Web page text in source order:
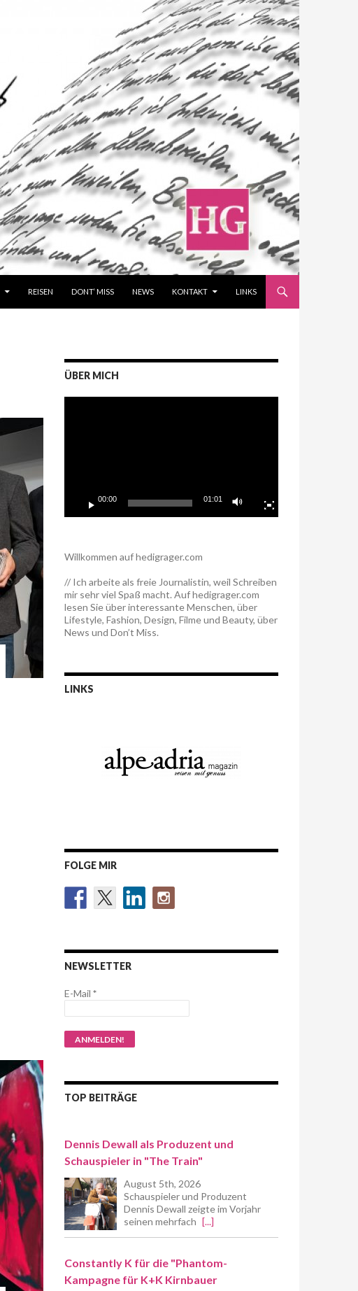
REISEN DONT‘ MISS NEWS KONTAKT LINKS
ÜBER MICH
00:00 01:01
Willkommen auf hedigrager.com
// Ich arbeite als freie Journalistin, weil Schreiben
mir sehr viel Spaß macht. Auf hedigrager.com
lesen Sie über interessante Menschen, über
Lifestyle, Fashion, Design, Filme und Beauty, über
News und Don’t Miss.
LINKS
FOLGE MIR
NEWSLETTER
E-Mail *
TOP BEITRÄGE
Dennis Dewall als Produzent und
Schauspieler in "The Train"
August 5th, 2026
Schauspieler und Produzent
Dennis Dewall zeigte im Vorjahr
seinen mehrfach [...]
Constantly K für die "Phantom-
Kampagne für K+K Kirnbauer